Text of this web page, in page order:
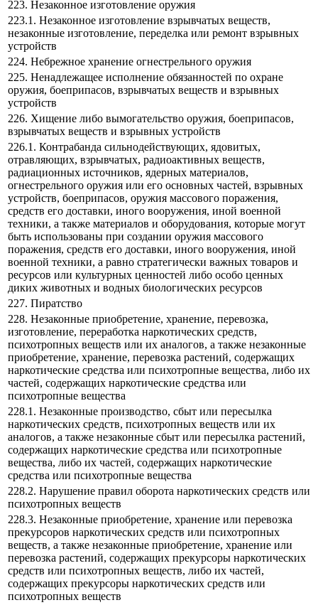
223. Незаконное изготовление оружия
223.1. Незаконное изготовление взрывчатых веществ,
незаконные изготовление, переделка или ремонт взрывных
устройств
224. Небрежное хранение огнестрельного оружия
225. Ненадлежащее исполнение обязанностей по охране
оружия, боеприпасов, взрывчатых веществ и взрывных
устройств
226. Хищение либо вымогательство оружия, боеприпасов,
взрывчатых веществ и взрывных устройств
226.1. Контрабанда сильнодействующих, ядовитых,
отравляющих, взрывчатых, радиоактивных веществ,
радиационных источников, ядерных материалов,
огнестрельного оружия или его основных частей, взрывных
устройств, боеприпасов, оружия массового поражения,
средств его доставки, иного вооружения, иной военной
техники, а также материалов и оборудования, которые могут
быть использованы при создании оружия массового
поражения, средств его доставки, иного вооружения, иной
военной техники, а равно стратегически важных товаров и
ресурсов или культурных ценностей либо особо ценных
диких животных и водных биологических ресурсов
227. Пиратство
228. Незаконные приобретение, хранение, перевозка,
изготовление, переработка наркотических средств,
психотропных веществ или их аналогов, а также незаконные
приобретение, хранение, перевозка растений, содержащих
наркотические средства или психотропные вещества, либо их
частей, содержащих наркотические средства или
психотропные вещества
228.1. Незаконные производство, сбыт или пересылка
наркотических средств, психотропных веществ или их
аналогов, а также незаконные сбыт или пересылка растений,
содержащих наркотические средства или психотропные
вещества, либо их частей, содержащих наркотические
средства или психотропные вещества
228.2. Нарушение правил оборота наркотических средств или
психотропных веществ
228.3. Незаконные приобретение, хранение или перевозка
прекурсоров наркотических средств или психотропных
веществ, а также незаконные приобретение, хранение или
перевозка растений, содержащих прекурсоры наркотических
средств или психотропных веществ, либо их частей,
содержащих прекурсоры наркотических средств или
психотропных веществ